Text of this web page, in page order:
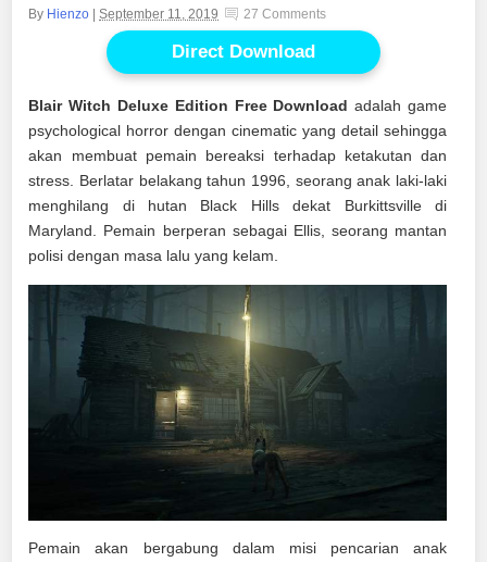
By Hienzo |September 11, 2019 27 Comments
Direct Download
Blair Witch Deluxe Edition Free Download adalah game
psychological horror dengan cinematic yang detail sehingga
akan membuat pemain bereaksi terhadap ketakutan dan
stress. Berlatar belakang tahun 1996, seorang anak laki-laki
menghilang di hutan Black Hills dekat Burkittsville di
Maryland. Pemain berperan sebagai Ellis, seorang mantan
polisi dengan masa lalu yang kelam.
Pemain akan bergabung dalam misi pencarian anak